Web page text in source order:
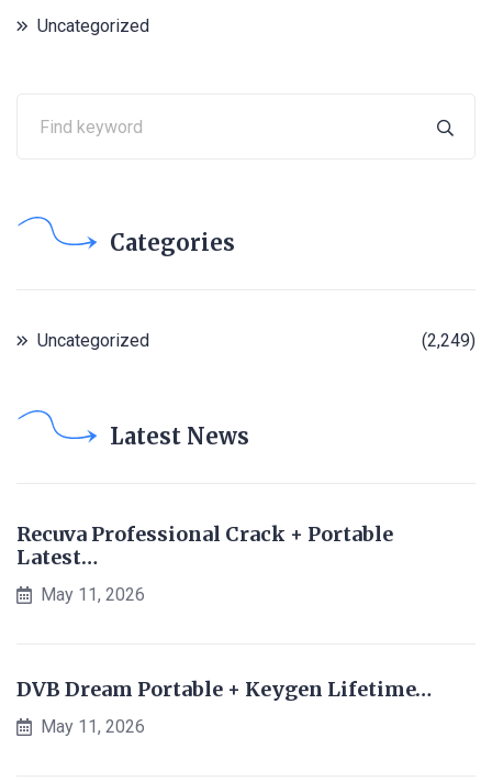
Uncategorized
Categories
Uncategorized (2,249)
Latest News
Recuva Professional Crack + Portable
Latest…
May 11, 2026
DVB Dream Portable + Keygen Lifetime…
May 11, 2026